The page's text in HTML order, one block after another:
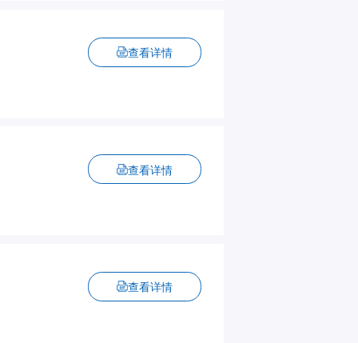
查看详情
查看详情
查看详情